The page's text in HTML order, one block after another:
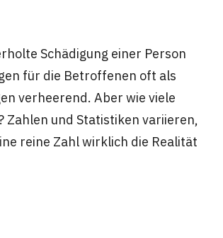
Schädigung einer Person
für die Betroffenen oft als
verheerend. Aber wie viele
und Statistiken variieren,
reine Zahl wirklich die Realität